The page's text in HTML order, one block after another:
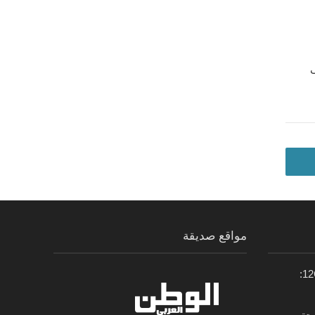
مواقع صديقة
سيارة فيراي 12Cilindri Manuale: